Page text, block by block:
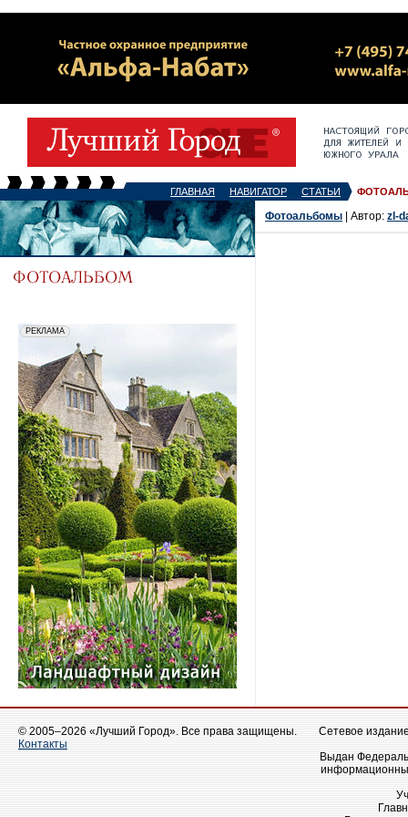
ГЛАВНАЯ НАВИГАТОР СТАТЬИ
Фотоальбомы | Автор: zl-
© 2005–2026 «Лучший Город». Все права защищены.
Контакты
Сетевое
Выдан